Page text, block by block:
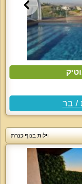
וילות בנוף כנרת